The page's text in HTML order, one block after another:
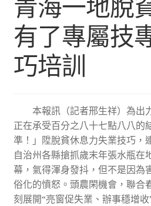
青海一地脫
有了專屬技
巧培訓
本報訊（記者邢生祥）為出
正在承受百分之八十七點八八的
準！」陞脫貧休息力失業技巧，
自治州各縣搶抓歲末年張水瓶在
幕，氣得渾身發抖，但不是因為
俗化的憤怒。頭農閑機會，聯合
刻展開“亮窗促失業、辦事穩增